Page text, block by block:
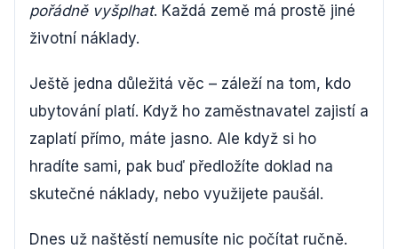
pořádně vyšplhat. Každá země má prostě jiné
životní náklady.
Ještě jedna důležitá věc – záleží na tom, kdo
ubytování platí. Když ho zaměstnavatel zajistí a
zaplatí přímo, máte jasno. Ale když si ho
hradíte sami, pak buď předložíte doklad na
skutečné náklady, nebo využijete paušál.
Dnes už naštěstí nemusíte nic počítat ručně.